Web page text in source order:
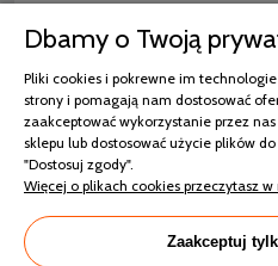
Dobierz do
AMZ ANTYSTRES
Dbamy o Twoją
Pliki cookies i pokrewne im
strony i pomagają nam dostosować
zaakceptować wykorzystanie przez
sklepu lub dostosować użycie plików
"Dostosuj zgody".
Więcej o plikach cookies przeczytasz w
Zaakceptuj